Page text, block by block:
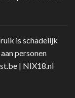
is schadelijk
personen
| NIX18.nl